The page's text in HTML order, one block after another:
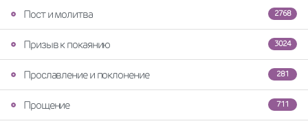
2768
Пост и молитва
3024
Призыв к покаянию
281
Прославление и поклонение
711
Прощение